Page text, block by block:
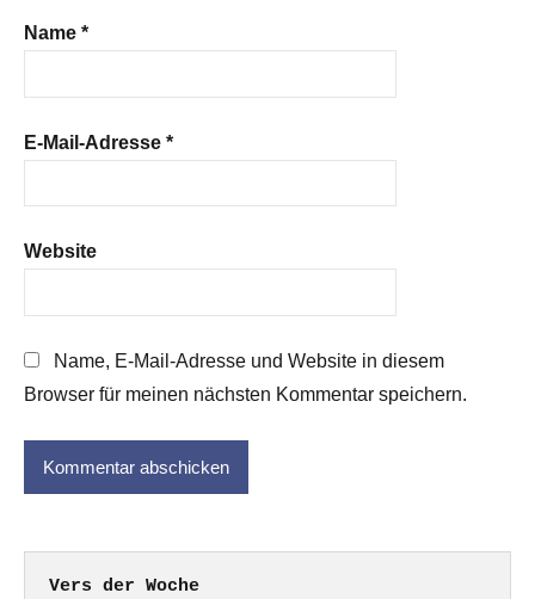
Name *
E-Mail-Adresse *
Website
Name, E-Mail-Adresse und Website in diesem
Browser für meinen nächsten Kommentar speichern.
Vers der Woche